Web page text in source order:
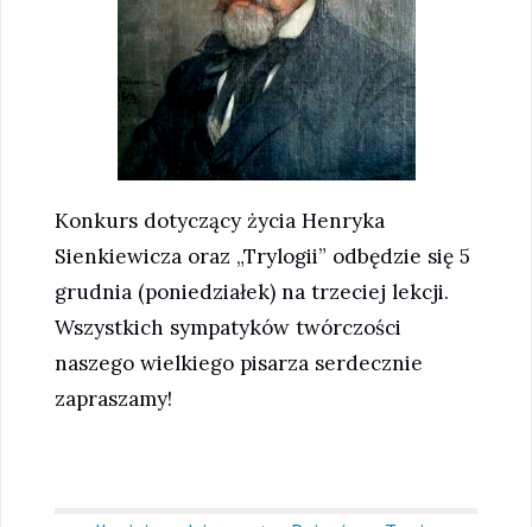
Konkurs dotyczący życia Henryka
Sienkiewicza oraz „Trylogii” odbędzie się 5
grudnia (poniedziałek) na trzeciej lekcji.
Wszystkich sympatyków twórczości
naszego wielkiego pisarza serdecznie
zapraszamy!